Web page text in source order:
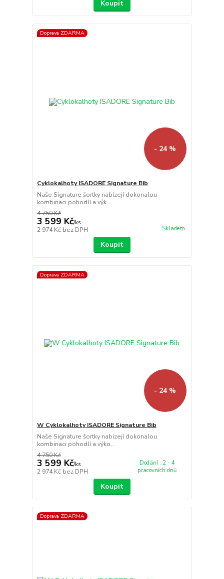
Koupit
Doprava ZDARMA
- 24 %
Cyklokalhoty ISADORE Signature Bib
Naše Signature šortky nabízejí dokonalou
kombinaci pohodlí a výk...
4 750 Kč
3 599 Kč/ks
2 974 Kč bez DPH Skladem
Koupit
Doprava ZDARMA
- 24 %
W Cyklokalhoty ISADORE Signature Bib
Naše Signature šortky nabízejí dokonalou
kombinaci pohodlí a výko...
4 750 Kč
3 599 Kč/ks
2 974 Kč bez DPH
Dodání : 2 - 4
pracovních dnů
Koupit
Doprava ZDARMA